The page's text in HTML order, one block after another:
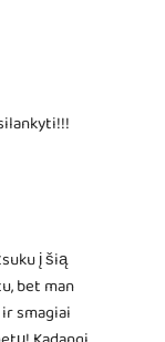
į šią
bet man
smagiai